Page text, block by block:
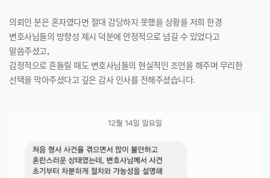
의뢰인 분은 혼자였다면 절대 감당하지 못했을 상황을 저희 한경
변호사님들의 방향성 제시 덕분에 안정적으로 넘길 수 있었다고
말씀주셨고,
감정적으로 흔들릴 때도 변호사님들의 현실적인 조언을 해주며 무리한
선택을 막아주셨다고 깊은 감사 인사를 전해주셨습니다.